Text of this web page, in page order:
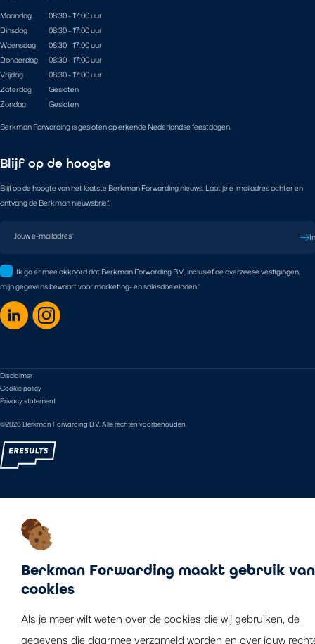
Berkman Forwarding maakt gebruik van
cookies
Als je meer wilt weten over de cookies die wij gebruiken, de
gegevens die daarmee verzameld worden en over jouw
Maandag
08:30 - 17:00 uur
Dinsdag
08:30 - 17:00 uur
Woensdag
08:30 - 17:00 uur
Donderdag
08:30 - 17:00 uur
Vrijdag
08:30 - 17:00 uur
Zaterdag
Gesloten
Zondag
Gesloten
Berkman Forwarding is gesloten op erkende Nederlandse feestdagen.
Blijf op de hoogte
Blijf op de hoogte van het laatste Berkman Forwarding nieuws. Laat je e-mailadres achter en
ontvang de Berkman nieuwsbrief.
Jouw e-mailadres*
Ik ga er mee akkoord dat Berkman Forwarding B.V., inclusief de overzeese vestigingen,
mijn gegevens bewaart voor marketing- en salesdoeleinden.*
©2026 Berkman Forwarding B.V. Alle rechten voorbehouden.
Disclaimer
Cookie policy
Privacy statement